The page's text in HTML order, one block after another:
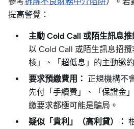
提高警覺：
主動 Cold Call 或陌生訊息推
以 Cold Call 或陌生訊息招
核」、「超低息」的主動邀
要求預繳費用： 正規機構不
先付「手續費」、「保證金
繳要求都極可能是騙局。
疑似「貴利」（高利貸）：